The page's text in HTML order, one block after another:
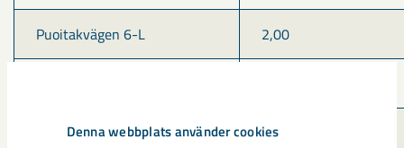
Denna webbplats använder cookies
Puoitakvägen 6-L 2,00
Malmstavägen 11-T 0,95